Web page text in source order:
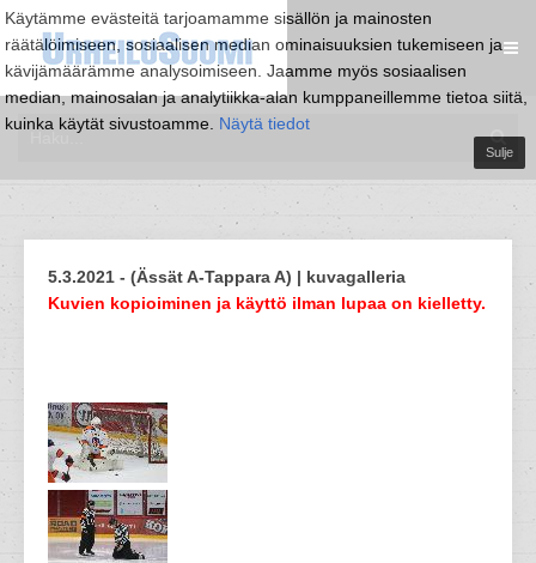
Käytämme evästeitä tarjoamamme sisällön ja mainosten
räätälöimiseen, sosiaalisen median ominaisuuksien tukemiseen ja
kävijämäärämme analysoimiseen. Jaamme myös sosiaalisen
median, mainosalan ja analytiikka-alan kumppaneillemme tietoa siitä,
kuinka käytät sivustoamme. Näytä tiedot
Sulje
5.3.2021 - (Ässät A-Tappara A) | kuvagalleria
Kuvien kopioiminen ja käyttö ilman lupaa on kielletty.